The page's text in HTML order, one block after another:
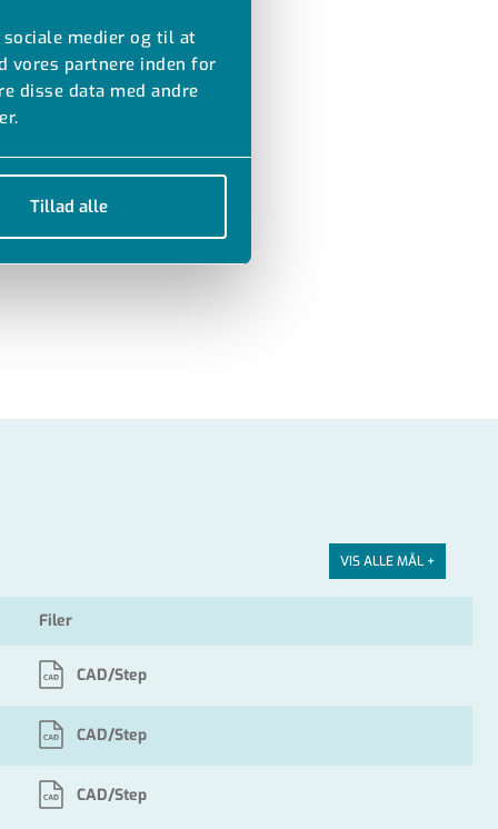
medier og til at
vores partnere inden for
disse data med andre
Tillad alle
VIS ALLE MÅL +
Filer
CAD/Step
CAD/Step
CAD/Step